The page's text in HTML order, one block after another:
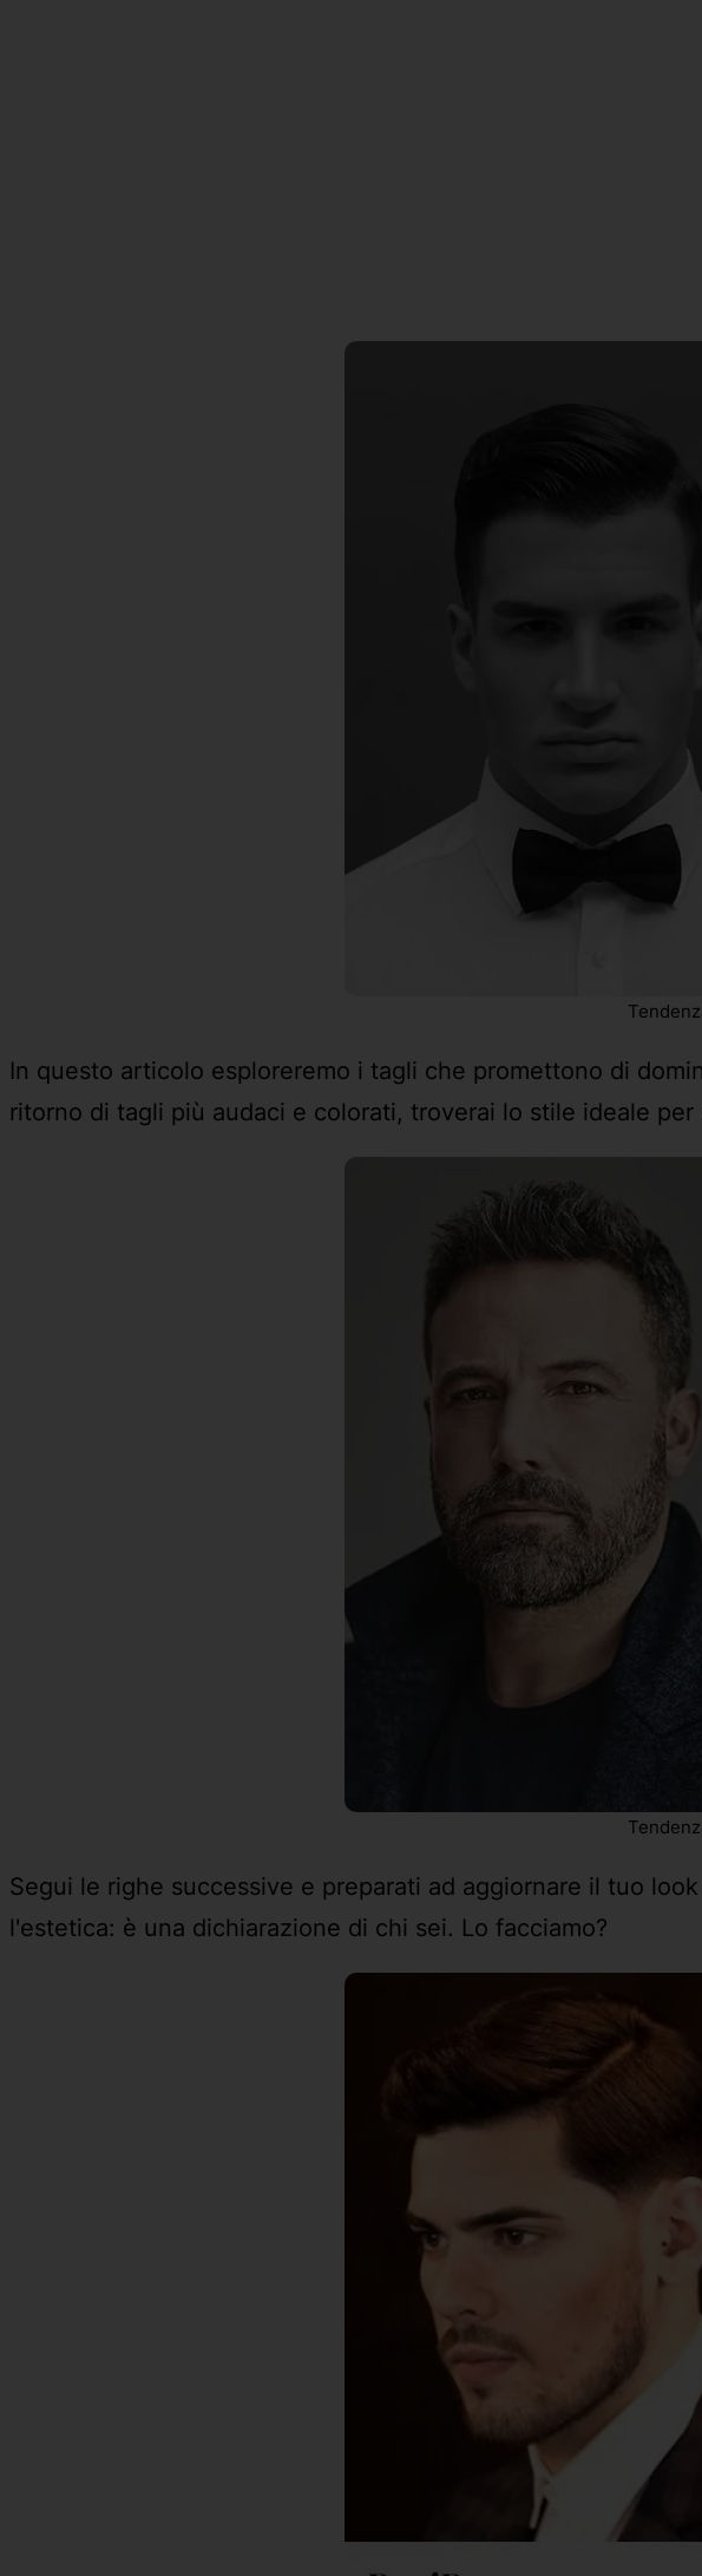
In questo articolo esploreremo i tagli che promettono di
ritorno di tagli più audaci e colorati, troverai lo stile ideale
Segui le righe successive e preparati ad aggiornare il tuo
l'estetica: è una dichiarazione di chi sei. Lo facciamo?